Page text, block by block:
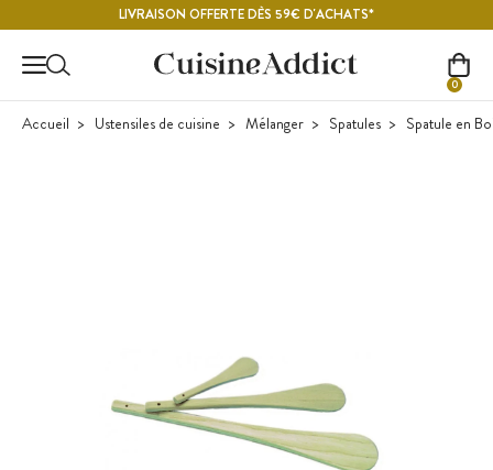
LIVRAISON OFFERTE DÈS 59€ D'ACHATS*
0
Accueil Ustensiles de cuisine Mélanger Spatules Spatule en